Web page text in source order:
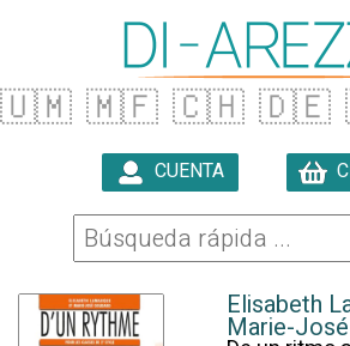
🇺🇲 🇲🇫 🇨🇭 🇩🇪
CUENTA
Elisabeth
Marie-